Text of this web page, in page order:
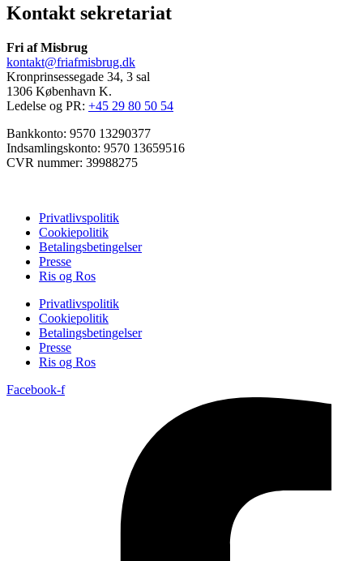
Kontakt sekretariat
Fri af Misbrug
kontakt@friafmisbrug.dk
Kronprinsessegade 34, 3 sal
1306 København K.
Ledelse og PR: +45 29 80 50 54
Bankkonto: 9570 13290377
Indsamlingskonto: 9570 13659516
CVR nummer: 39988275
Privatlivspolitik
Cookiepolitik
Betalingsbetingelser
Presse
Ris og Ros
Privatlivspolitik
Cookiepolitik
Betalingsbetingelser
Presse
Ris og Ros
Facebook-f